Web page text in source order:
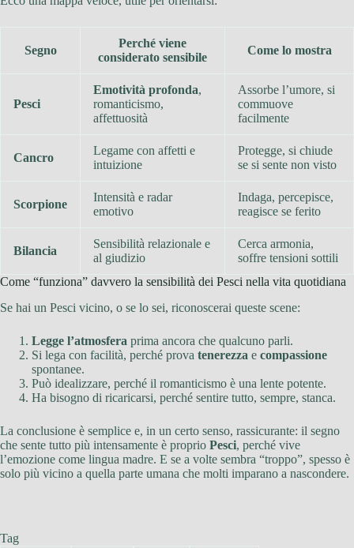
Segno
Perché viene
considerato sensibile
Come lo mostra
Pesci
Emotività profonda,
romanticismo,
affettuosità
Assorbe l’umore, si
commuove
facilmente
Cancro
Legame con affetti e
intuizione
Protegge, si chiude
se si sente non visto
Scorpione
Intensità e radar
emotivo
Indaga, percepisce,
reagisce se ferito
Bilancia
Sensibilità relazionale e
al giudizio
Cerca armonia,
soffre tensioni sottili
Come “funziona” davvero la sensibilità dei Pesci nella vita quotidiana
Se hai un Pesci vicino, o se lo sei, riconoscerai queste scene:
Legge l’atmosfera prima ancora che qualcuno parli.
Si lega con facilità, perché prova tenerezza e compassione
spontanee.
Può idealizzare, perché il romanticismo è una lente potente.
Ha bisogno di ricaricarsi, perché sentire tutto, sempre, stanca.
La conclusione è semplice e, in un certo senso, rassicurante: il segno
che sente tutto più intensamente è proprio Pesci, perché vive
l’emozione come lingua madre. E se a volte sembra “troppo”, spesso è
solo più vicino a quella parte umana che molti imparano a nascondere.
Tag